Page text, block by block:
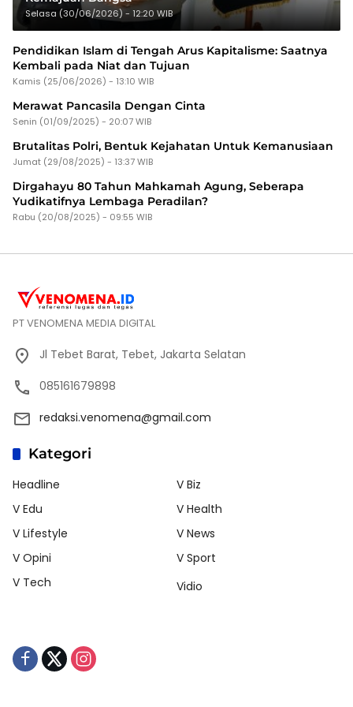
Selasa (30/06/2026) - 12:20 WIB
Pendidikan Islam di Tengah Arus Kapitalisme: Saatnya
Kembali pada Niat dan Tujuan
Kamis (25/06/2026) - 13:10 WIB
Merawat Pancasila Dengan Cinta
Senin (01/09/2025) - 20:07 WIB
Brutalitas Polri, Bentuk Kejahatan Untuk Kemanusiaan
Jumat (29/08/2025) - 13:37 WIB
Dirgahayu 80 Tahun Mahkamah Agung, Seberapa
Yudikatifnya Lembaga Peradilan?
Rabu (20/08/2025) - 09:55 WIB
PT VENOMENA MEDIA DIGITAL
Jl Tebet Barat, Tebet, Jakarta Selatan
085161679898
redaksi.venomena@gmail.com
Kategori
Headline
V Biz
V Edu
V Health
V Lifestyle
V News
V Opini
V Sport
V Tech
Vidio